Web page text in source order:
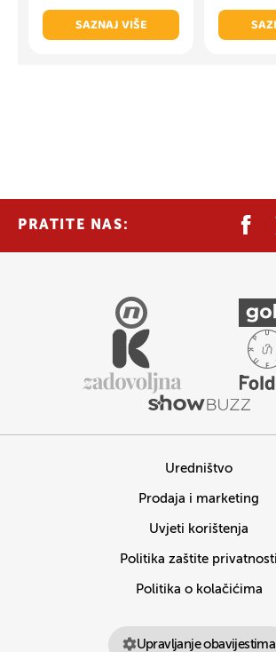
SAZNAJ VIŠE
PRATITE NAS:
Uredništvo
Prodaja i marketing
Uvjeti korištenja
Politika zaštite privatnosti
Politika o kolačićima
Upravljanje obavijestima